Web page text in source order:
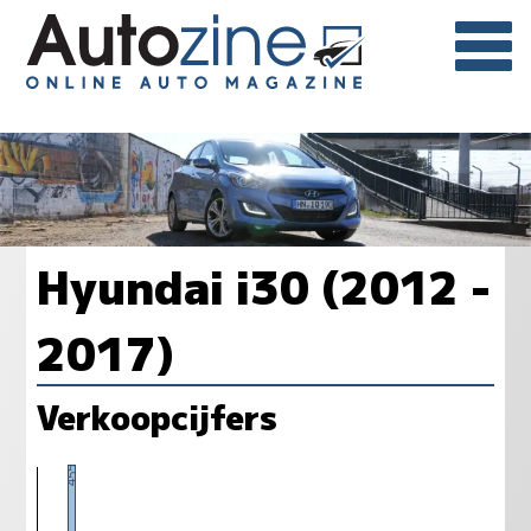
Hyundai i30 (2012 -
2017)
Verkoopcijfers
455